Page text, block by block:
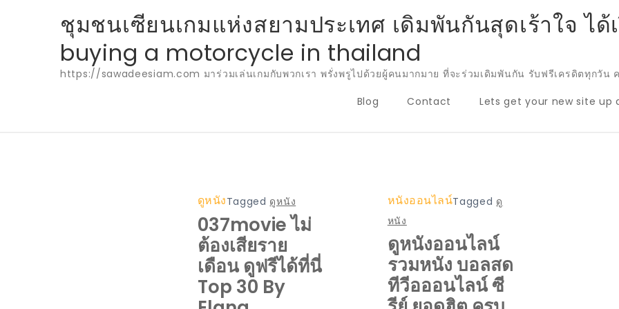
ชุมชนเซียนเกมแห่งสยามประเทศ เดิมพันกันสุดเร้าใจ ได้
buying a motorcycle in thailand
https://sawadeesiam.com มาร่วมเล่นเกมกับพวกเรา พรั่งพรูไปด้วยผู้คนมากมาย ที่จะร่วมเดิมพันกัน รับฟรีเครดิตทุกวั
Blog
Contact Lets get your new site up
ดูหนังTagged ดูหนัง
037movie ไม่
ต้องเสียราย
เดือน ดูฟรีได้ที่นี่
Top 30 By
หนังออนไลน์Tagged ดู
หนัง
ดูหนังออนไลน์
รวมหนัง บอลสด
ทีวีอออนไลน์ ซี